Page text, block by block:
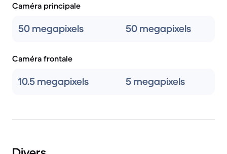
Caméra principale
50 megapixels 50 megapixels
Caméra frontale
10.5 megapixels 5 megapixels